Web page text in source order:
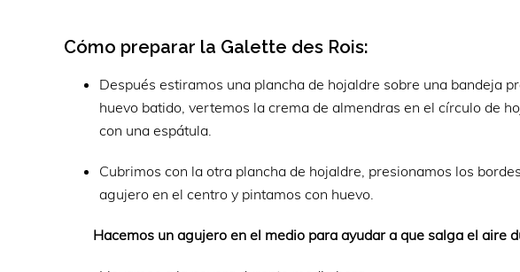
Cómo preparar la Galette des Rois:
Después estiramos una plancha de hojaldre sobre una bandeja
huevo batido, vertemos la crema de almendras en el círculo de
con una espátula.
Cubrimos con la otra plancha de hojaldre, presionamos los
agujero en el centro y pintamos con huevo.
Hacemos un agujero en el medio para ayudar a que salga el aire